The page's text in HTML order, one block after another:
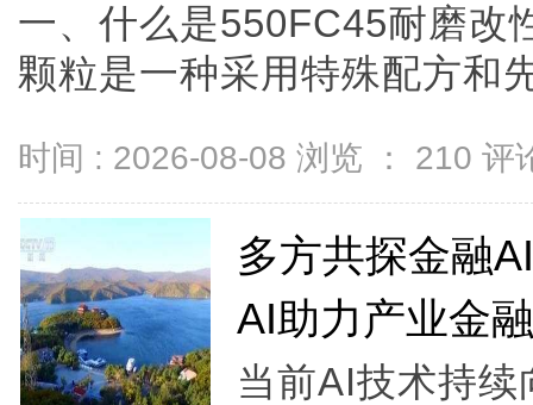
一、什么是550FC45耐磨改
颗粒是一种采用特殊配方和
时间 : 2026-08-08 浏览 ： 210 评
多方共探金融
AI助力产业金
当前AI技术持